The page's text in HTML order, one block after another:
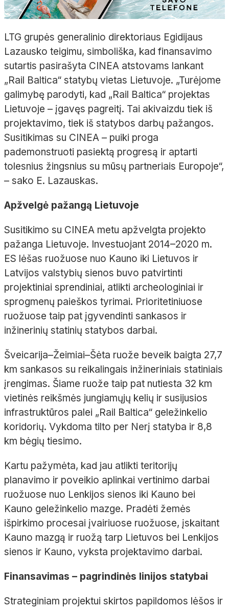
LTG grupės generalinio direktoriaus Egidijaus
Lazausko teigimu, simboliška, kad finansavimo
sutartis pasirašyta CINEA atstovams lankant
„Rail Baltica“ statybų vietas Lietuvoje. „Turėjome
galimybę parodyti, kad „Rail Baltica“ projektas
Lietuvoje – įgavęs pagreitį. Tai akivaizdu tiek iš
projektavimo, tiek iš statybos darbų pažangos.
Susitikimas su CINEA – puiki proga
pademonstruoti pasiektą progresą ir aptarti
tolesnius žingsnius su mūsų partneriais Europoje“,
– sako E. Lazauskas.
Apžvelgė pažangą Lietuvoje
Susitikimo su CINEA metu apžvelgta projekto
pažanga Lietuvoje. Investuojant 2014–2020 m.
ES lėšas ruožuose nuo Kauno iki Lietuvos ir
Latvijos valstybių sienos buvo patvirtinti
projektiniai sprendiniai, atlikti archeologiniai ir
sprogmenų paieškos tyrimai. Prioritetiniuose
ruožuose taip pat įgyvendinti sankasos ir
inžinerinių statinių statybos darbai.
Šveicarija–Žeimiai–Šėta ruože beveik baigta 27,7
km sankasos su reikalingais inžineriniais statiniais
įrengimas. Šiame ruože taip pat nutiesta 32 km
vietinės reikšmės jungiamųjų kelių ir susijusios
infrastruktūros palei „Rail Baltica“ geležinkelio
koridorių. Vykdoma tilto per Nerį statyba ir 8,8
km bėgių tiesimo.
Kartu pažymėta, kad jau atlikti teritorijų
planavimo ir poveikio aplinkai vertinimo darbai
ruožuose nuo Lenkijos sienos iki Kauno bei
Kauno geležinkelio mazge. Pradėti žemės
išpirkimo procesai įvairiuose ruožuose, įskaitant
Kauno mazgą ir ruožą tarp Lietuvos bei Lenkijos
sienos ir Kauno, vyksta projektavimo darbai.
Finansavimas – pagrindinės linijos statybai
Strateginiam projektui skirtos papildomos lėšos ir